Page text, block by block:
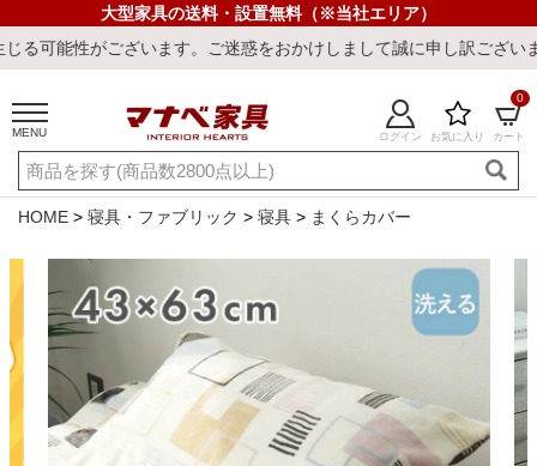
大型家具の送料・設置無料（※当社エリア）
います。ご迷惑をおかけしまして誠に申し訳ございません。
MENU ログイン お気に入り カート
0
ご利用ガイド 新規会員登録
店舗一覧 閲覧履歴
キーワード・商品番号で探す
HOME 寝具・ファブリック 寝具 まくらカバー